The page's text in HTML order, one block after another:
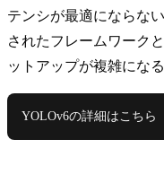
テンシが最適にならな
されたフレームワーク
ットアップが複雑にな
YOLOv6の詳細はこちら